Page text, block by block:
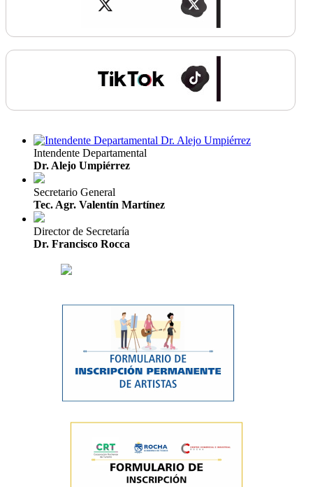
Intendente Departamental
Dr. Alejo Umpiérrez
Secretario General
Tec. Agr. Valentín Martínez
Director de Secretaría
Dr. Francisco Rocca